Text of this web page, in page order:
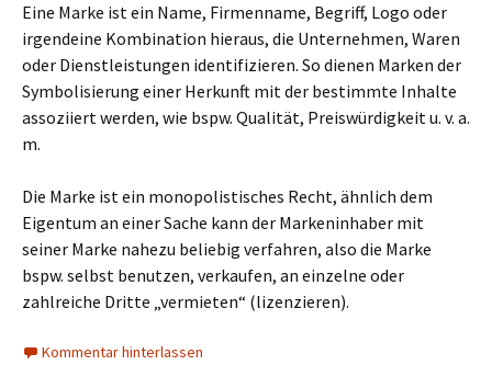
Eine Marke ist ein Name, Firmenname, Begriff, Logo oder
irgendeine Kombination hieraus, die Unternehmen, Waren
oder Dienstleistungen identifizieren. So dienen Marken der
Symbolisierung einer Herkunft mit der bestimmte Inhalte
assoziiert werden, wie bspw. Qualität, Preiswürdigkeit u. v. a.
m.
Die Marke ist ein monopolistisches Recht, ähnlich dem
Eigentum an einer Sache kann der Markeninhaber mit
seiner Marke nahezu beliebig verfahren, also die Marke
bspw. selbst benutzen, verkaufen, an einzelne oder
zahlreiche Dritte „vermieten“ (lizenzieren).
Kommentar hinterlassen